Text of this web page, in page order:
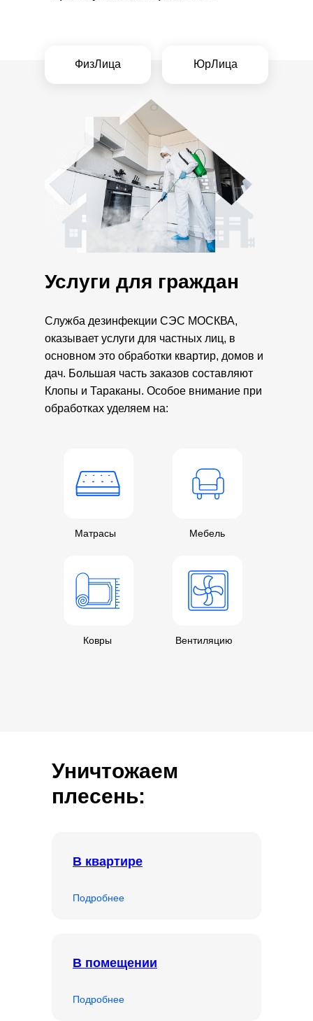
Услуги для граждан
Служба дезинфекции СЭС МОСКВА,
оказывает услуги для частных лиц, в
основном это обработки квартир, домов и
дач. Большая часть заказов составляют
Клопы и Тараканы. Особое внимание при
обработках уделяем на:
Матрасы Мебель
Ковры Вентиляцию
ФизЛица ЮрЛица
Уничтожаем
плесень:
В квартире
Подробнее
В помещении
Подробнее